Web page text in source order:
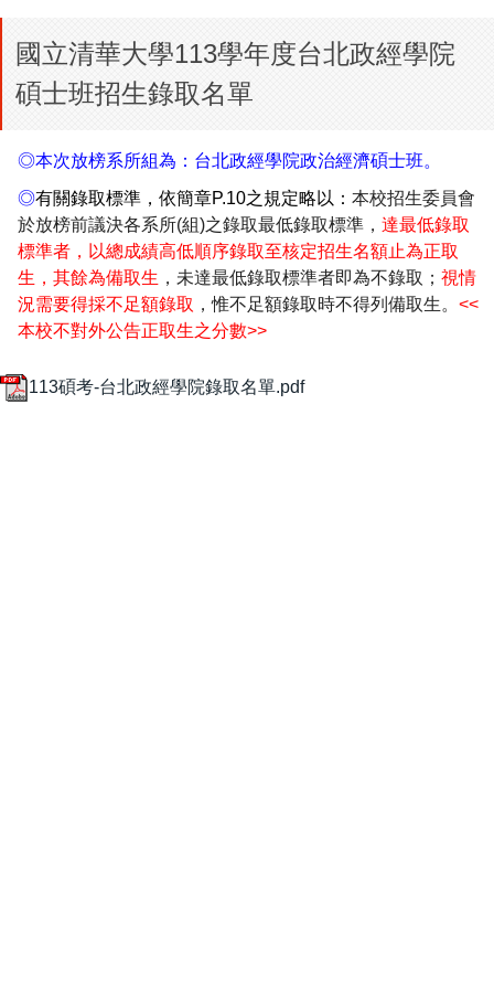
國立清華大學113學年度台北政經學院
碩士班招生錄取名單
◎本次放榜系所組為：台北政經學院政治經濟碩士班。
◎有關錄取標準，依簡章P.10之規定略以： 本校招生委員會
於放榜前議決各系所(組)之錄取最低錄取標準， 達最低錄取
標準者，以總成績高低順序錄取至核定招生名額止為正取
生，其餘為備取生 ，未達最低錄取標準者即為不錄取； 視情
況需要得採不足額錄取 ，惟不足額錄取時不得列備取生。 <<
本校不對外公告正取生之分數>>
113碩考-台北政經學院錄取名單.pdf